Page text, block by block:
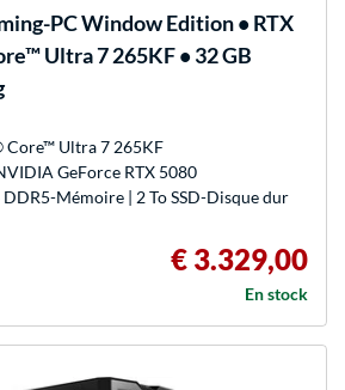
PC Window Edition • RTX
Ultra 7 265KF • 32 GB
Core™ Ultra 7 265KF
GeForce RTX 5080
Mémoire | 2 To SSD-Disque dur
€ 3.329,00
En stock